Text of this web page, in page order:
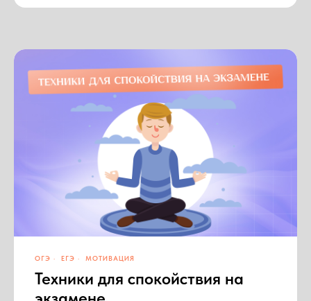
ОГЭ ЕГЭ МОТИВАЦИЯ
Техники для спокойствия на